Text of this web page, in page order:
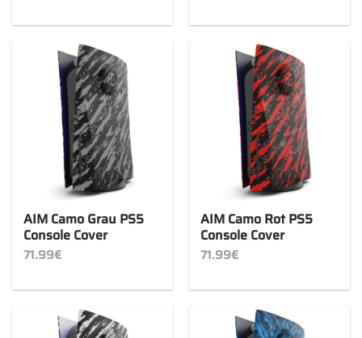
AIM Camo Grau PS5
Console Cover
71.99€
AIM Camo Rot PS5
Console Cover
71.99€